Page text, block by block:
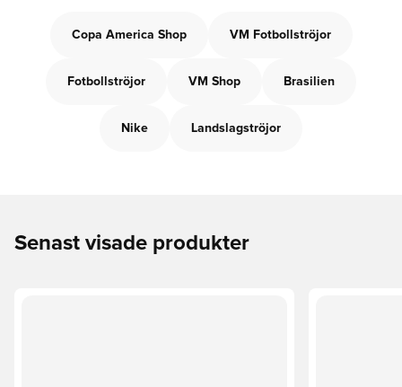
Copa America Shop VM Fotbollströjor
Fotbollströjor VM Shop Brasilien
Nike Landslagströjor
Senast visade produkter